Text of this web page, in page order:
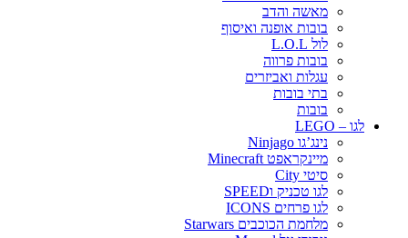
מאשה והדב
בובות אופנה ואיסוף
לול L.O.L
בובות פרווה
עגלות ואביזרים
בתי בובות
בובות
לגו – LEGO
נינג’גו Ninjago
מיינקראפט Minecraft
סיטי City
לגו טכניק וSPEED
לגו פרחים ICONS
מלחמת הכוכבים Starwars